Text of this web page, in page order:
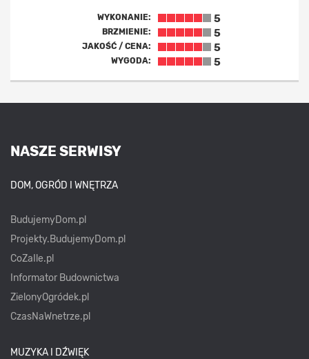
WYKONANIE: 5
BRZMIENIE: 5
JAKOŚĆ / CENA: 5
WYGODA: 5
NASZE SERWISY
DOM, OGRÓD I WNĘTRZA
BudujemyDom.pl
Projekty.BudujemyDom.pl
CoZaIle.pl
Informator Budownictwa
ZielonyOgródek.pl
CzasNaWnetrze.pl
MUZYKA I DŹWIĘK